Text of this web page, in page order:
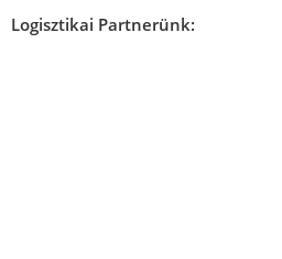
Logisztikai Partnerünk: